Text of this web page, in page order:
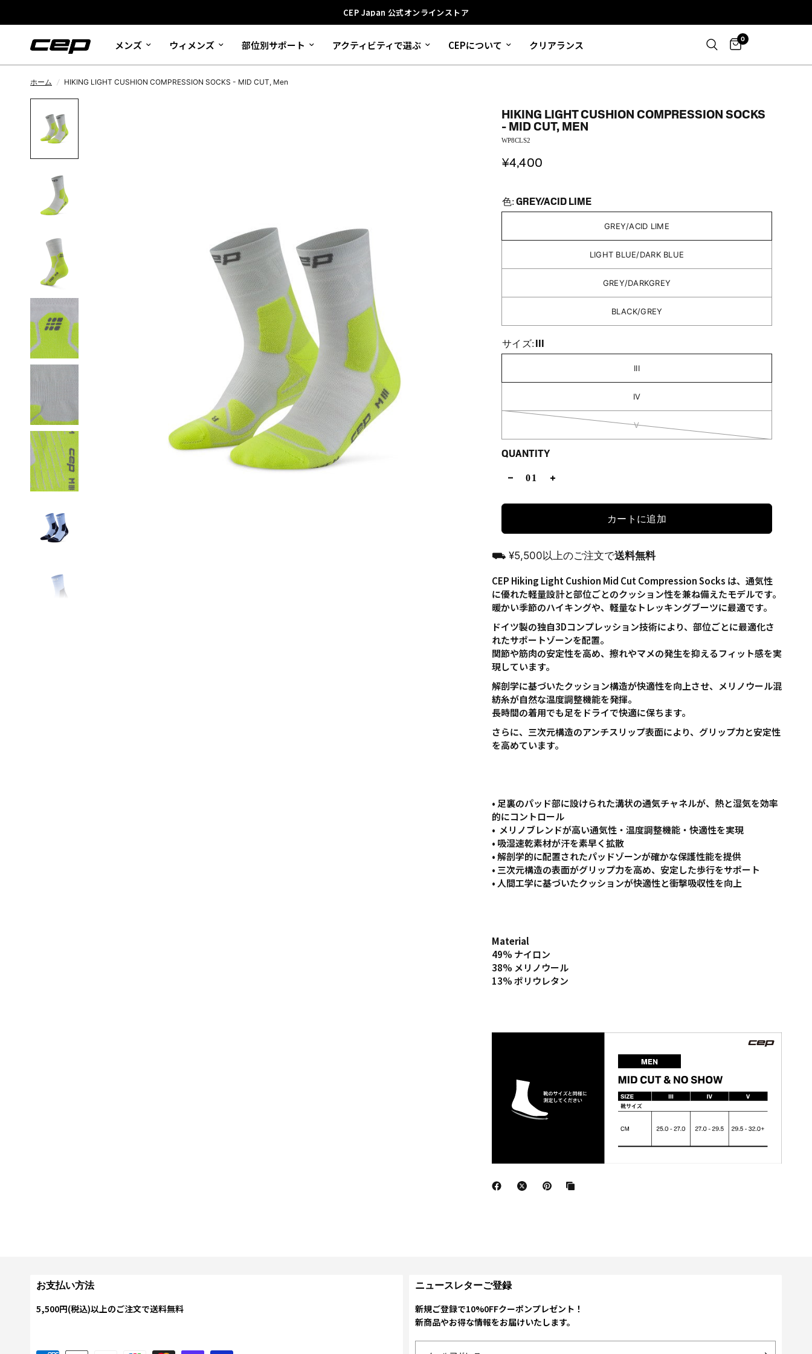
CEP Japan 公式オンラインストア
メンズ ウィメンズ 部位別サポート アクティビティで選ぶ CEPについて クリアランス 0
ホーム / HIKING LIGHT CUSHION COMPRESSION SOCKS - MID CUT, Men
HIKING LIGHT CUSHION COMPRESSION SOCKS
- MID CUT, MEN
WP8CLS2
¥4,400
色: GREY/ACID LIME
GREY/ACID LIME
LIGHT BLUE/DARK BLUE
GREY/DARKGREY
BLACK/GREY
サイズ: III
III
IV
V
QUANTITY
カートに追加
⛟ ¥5,500以上のご注文で送料無料
CEP Hiking Light Cushion Mid Cut Compression Socks は、通気性
に優れた軽量設計と部位ごとのクッション性を兼ね備えたモデルです。
暖かい季節のハイキングや、軽量なトレッキングブーツに最適です。
ドイツ製の独自3Dコンプレッション技術により、部位ごとに最適化さ
れたサポートゾーンを配置。
関節や筋肉の安定性を高め、擦れやマメの発生を抑えるフィット感を実
現しています。
解剖学に基づいたクッション構造が快適性を向上させ、メリノウール混
紡糸が自然な温度調整機能を発揮。
長時間の着用でも足をドライで快適に保ちます。
さらに、三次元構造のアンチスリップ表面により、グリップ力と安定性
を高めています。
• 足裏のパッド部に設けられた溝状の通気チャネルが、熱と湿気を効率
的にコントロール
• メリノブレンドが高い通気性・温度調整機能・快適性を実現
• 吸湿速乾素材が汗を素早く拡散
• 解剖学的に配置されたパッドゾーンが確かな保護性能を提供
• 三次元構造の表面がグリップ力を高め、安定した歩行をサポート
• 人間工学に基づいたクッションが快適性と衝撃吸収性を向上
Material
49% ナイロン
38% メリノウール
13% ポリウレタン
お支払い方法
5,500円(税込)以上のご注文で送料無料
ニュースレターご登録
新規ご登録で10%0FFクーポンプレゼント！
新商品やお得な情報をお届けいたします。